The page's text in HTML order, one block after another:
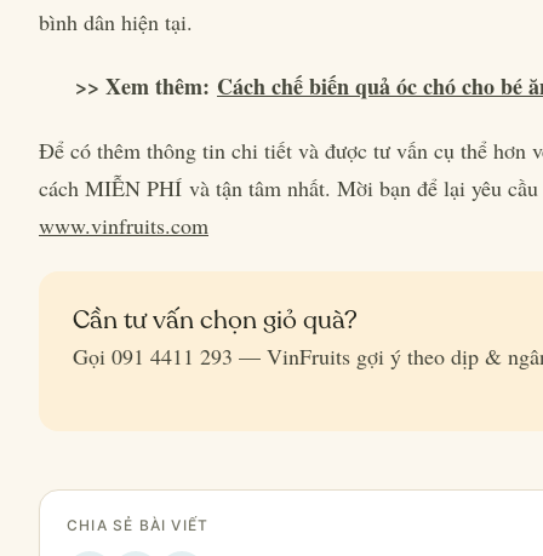
bình dân hiện tại.
>> Xem thêm: Cách chế biến quả óc chó cho bé
Để có thêm thông tin chi tiết và được tư vấn cụ thể hơn
cách MIỄN PHÍ và tận tâm nhất. Mời bạn để lại yêu
www.vinfruits.com
Cần tư vấn chọn giỏ quà?
Gọi 091 4411 293 — VinFruits gợi ý theo dịp &
CHIA SẺ BÀI VIẾT